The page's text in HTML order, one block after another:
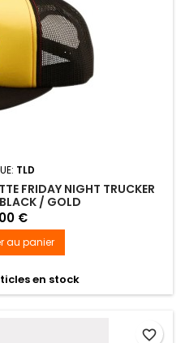
TLD
FRIDAY NIGHT TRUCKER
/ GOLD
€
au panier
en stock
favorite_border